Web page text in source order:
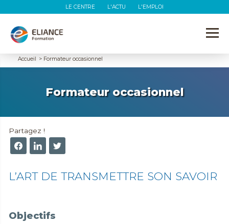
LE CENTRE L'ACTU L'EMPLOI
Accueil > Formateur occasionnel
Formateur occasionnel
Partagez !
L’ART DE TRANSMETTRE SON SAVOIR
Objectifs